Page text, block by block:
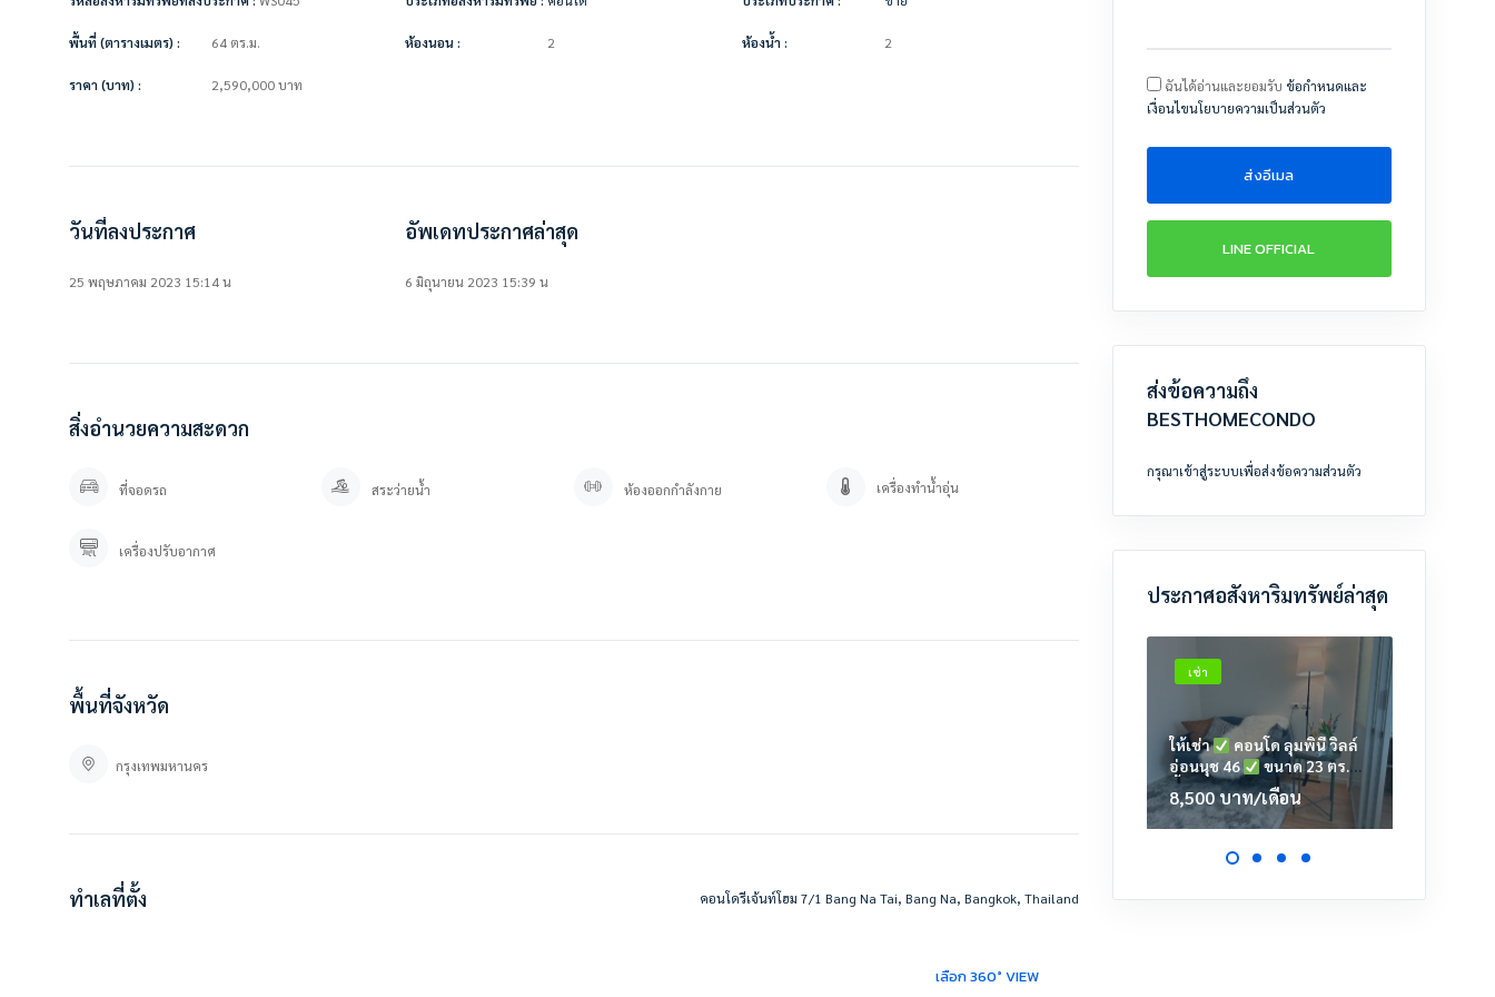
• ตู้แขวนผนัง
• โต๊ะทำงาน + เก้าอี้
• สระว่ายน้ำ
• สวนหย่อม
• กล้องวงจรปิด
===============
คุณปลา 0 6 1- 0 1 9 6 3 7 6
คอนโดรีเจ้นท์โฮม 7/1
MJG3+7JX บางนาใต้ เขตบางนา กรุงเทพมหานคร 10260
https://goo.gl/maps/RET4SCQcS3u4x1n56
พื้นที่ (ตารางเมตร) : 64 ตร.ม. ห้องนอน : 2 ห้องน้ำ : 2
ราคา (บาท) : 2,590,000บาท
วันที่ลงประกาศ
25 พฤษภาคม 2023 15:14 น
อัพเดทประกาศล่าสุด
6 มิถุนายน 2023 15:39 น
สิ่งอำนวยความสะดวก
ที่จอดรถ สระว่ายน้ำ ห้องออกกำลังกาย เครื่องทำน้ำอุ่น
เครื่องปรับอากาศ
พื้นที่จังหวัด
กรุงเทพมหานคร
ทำเลที่ตั้ง คอนโดรีเจ้นท์โฮม 7/1 Bang Na Tai, Bang Na, Bangkok, Thailand
เลือก 360° VIEW
ฉันได้อ่านและยอมรับ ข้อกำหนดและ
เงื่อนไขนโยบายความเป็นส่วนตัว
ส่งอีเมล
LINE OFFICIAL
ส่งข้อความถึง
BESTHOMECONDO
กรุณาเข้าสู่ระบบเพื่อส่งข้อความส่วนตัว
ประกาศอสังหาริมทรัพย์ล่าสุด
เช่า
ให้เช่า
คอนโด ลุมพินี วิลล์
อ่อนนุช 46
ขนาด 23 ตร.ม.
ชั้น 6 ตึก A2
8,500บาท/เดือน